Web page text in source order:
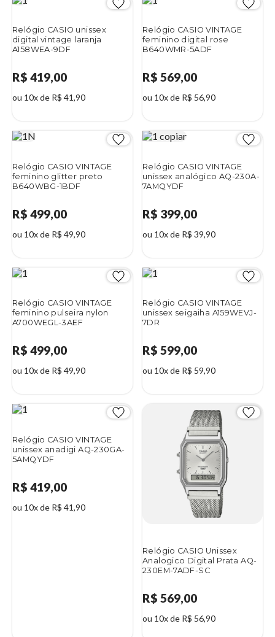
Relógio CASIO unissex
digital vintage laranja
A158WEA-9DF
R$ 419,00
ou 10x de R$ 41,90
Relógio CASIO VINTAGE
feminino digital rose
B640WMR-5ADF
R$ 569,00
ou 10x de R$ 56,90
Relógio CASIO VINTAGE
feminino glitter preto
B640WBG-1BDF
R$ 499,00
ou 10x de R$ 49,90
Relógio CASIO VINTAGE
unissex analógico AQ-230A-
7AMQYDF
R$ 399,00
ou 10x de R$ 39,90
Relógio CASIO VINTAGE
feminino pulseira nylon
A700WEGL-3AEF
R$ 499,00
ou 10x de R$ 49,90
Relógio CASIO VINTAGE
unissex seigaiha A159WEVJ-
7DR
R$ 599,00
ou 10x de R$ 59,90
Relógio CASIO VINTAGE
unissex anadigi AQ-230GA-
5AMQYDF
R$ 419,00
ou 10x de R$ 41,90
Relógio CASIO Unissex
Analogico Digital Prata AQ-
230EM-7ADF-SC
R$ 569,00
ou 10x de R$ 56,90